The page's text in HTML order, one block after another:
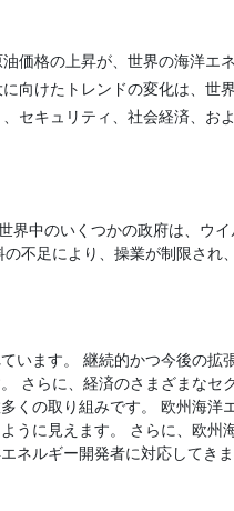
価格の上昇が、世界の海洋エ
向けたトレンドの変化は、世
セキュリティ、社会経済、お
界中のいくつかの政府は、ウ
不足により、操業が制限さ
います。 継続的かつ今後の
さらに、経済のさまざまな
くの取り組みです。 欧州海洋
うに見えます。 さらに、欧州
ネルギー開発者に対応してきま